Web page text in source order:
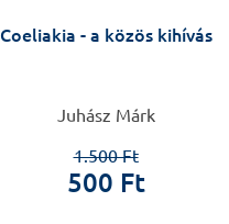
Coeliakia - a közös kihívás
Juhász Márk
1.500 Ft
500 Ft